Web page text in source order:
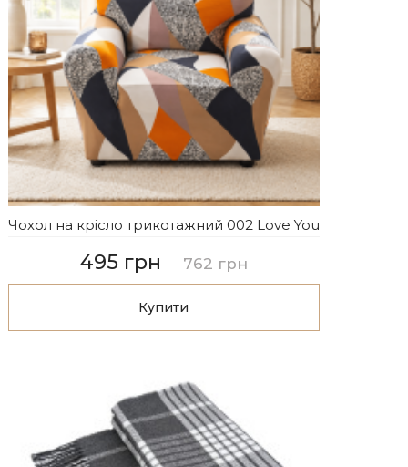
Чохол на крісло трикотажний 002 Love You
495 грн 762 грн
Купити